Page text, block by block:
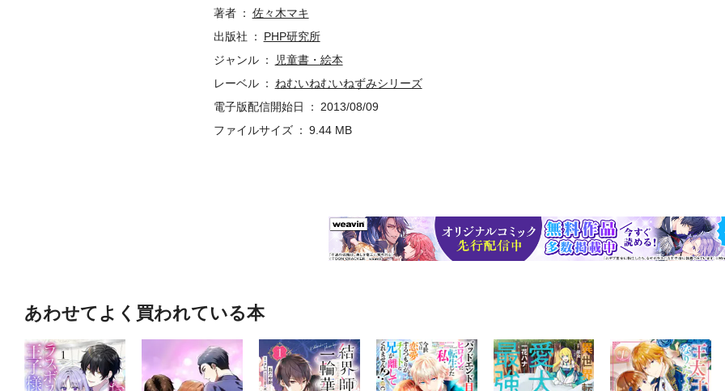
著者
佐々木マキ
出版社
PHP研究所
ジャンル
児童書・絵本
レーベル
ねむいねむいねずみシリーズ
電子版配信開始日
2013/08/09
ファイルサイズ
9.44 MB
あわせてよく買われている本